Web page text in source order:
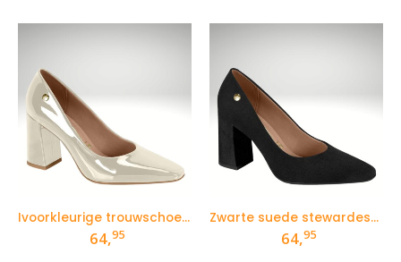
Ivoorkleurige trouwschoenen met blokhak
64,95
Zwarte suede stewardessenpumps met blokhak
64,95